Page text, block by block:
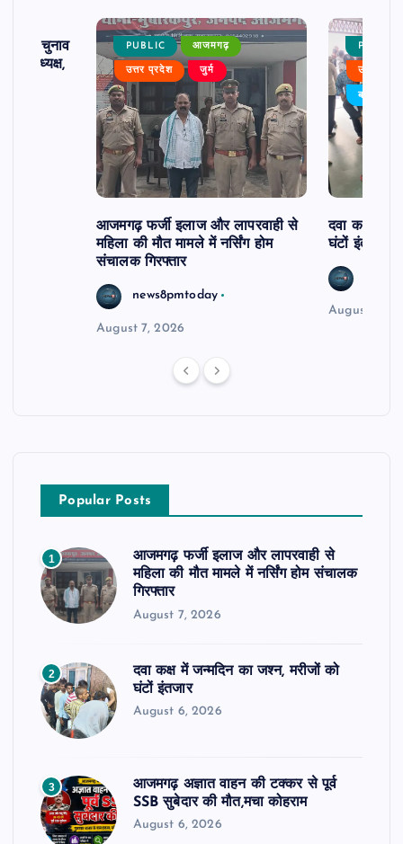
का चुनाव
बने अध्यक्ष,
PUBLIC आजमगढ़
उत्तर प्रदेश जुर्म
आजमगढ़ फर्जी इलाज और लापरवाही से
महिला की मौत मामले में नर्सिंग होम
संचालक गिरफ्तार
news8pmtoday
August 7, 2026
PUBLIC
उत्तर
बड़ी खबर
दवा कक्ष में
घंटों इंतजार
August 6,
Popular Posts
1
आजमगढ़ फर्जी इलाज और लापरवाही से
महिला की मौत मामले में नर्सिंग होम संचालक
गिरफ्तार
August 7, 2026
2
दवा कक्ष में जन्मदिन का जश्न, मरीजों को
घंटों इंतजार
August 6, 2026
3
आजमगढ़ अज्ञात वाहन की टक्कर से पूर्व
SSB सुबेदार की मौत,मचा कोहराम
August 6, 2026